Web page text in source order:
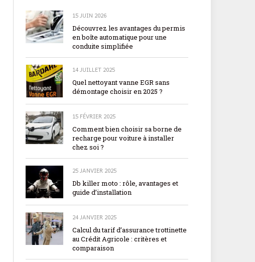
15 JUIN 2026
Découvrez les avantages du permis
en boîte automatique pour une
conduite simplifiée
14 JUILLET 2025
Quel nettoyant vanne EGR sans
démontage choisir en 2025 ?
15 FÉVRIER 2025
Comment bien choisir sa borne de
recharge pour voiture à installer
chez soi ?
25 JANVIER 2025
Db killer moto : rôle, avantages et
guide d’installation
24 JANVIER 2025
Calcul du tarif d’assurance trottinette
au Crédit Agricole : critères et
comparaison